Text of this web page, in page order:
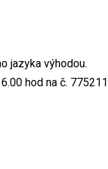
jazyka výhodou.
hod na č.